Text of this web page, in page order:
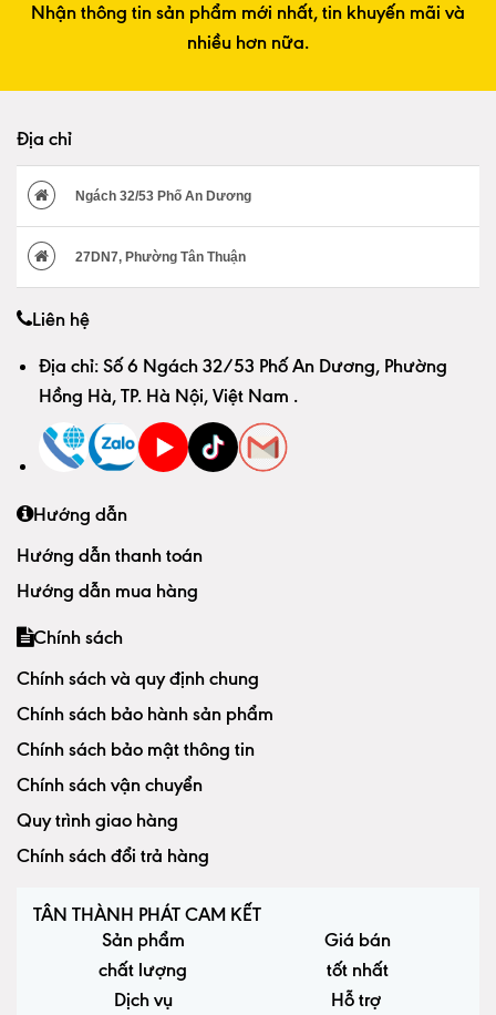
Nhận thông tin sản phẩm mới nhất, tin khuyến mãi và
nhiều hơn nữa.
Địa chỉ
Ngách 32/53 Phố An Dương
27DN7, Phường Tân Thuận
Liên hệ
Địa chỉ: Số 6 Ngách 32/53 Phố An Dương, Phường
Hồng Hà, TP. Hà Nội, Việt Nam .
Hướng dẫn
Hướng dẫn thanh toán
Hướng dẫn mua hàng
Chính sách
Chính sách và quy định chung
Chính sách bảo hành sản phẩm
Chính sách bảo mật thông tin
Chính sách vận chuyển
Quy trình giao hàng
Chính sách đổi trả hàng
TÂN THÀNH PHÁT CAM KẾT
Sản phẩm
chất lượng
Giá bán
tốt nhất
Dịch vụ
Hỗ trợ